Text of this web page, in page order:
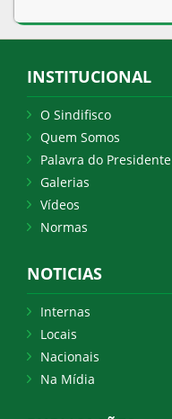
INSTITUCIONAL
O Sindifisco
Quem Somos
Palavra do Presidente
Galerias
Vídeos
Normas
NOTICIAS
Internas
Locais
Nacionais
Na Mídia